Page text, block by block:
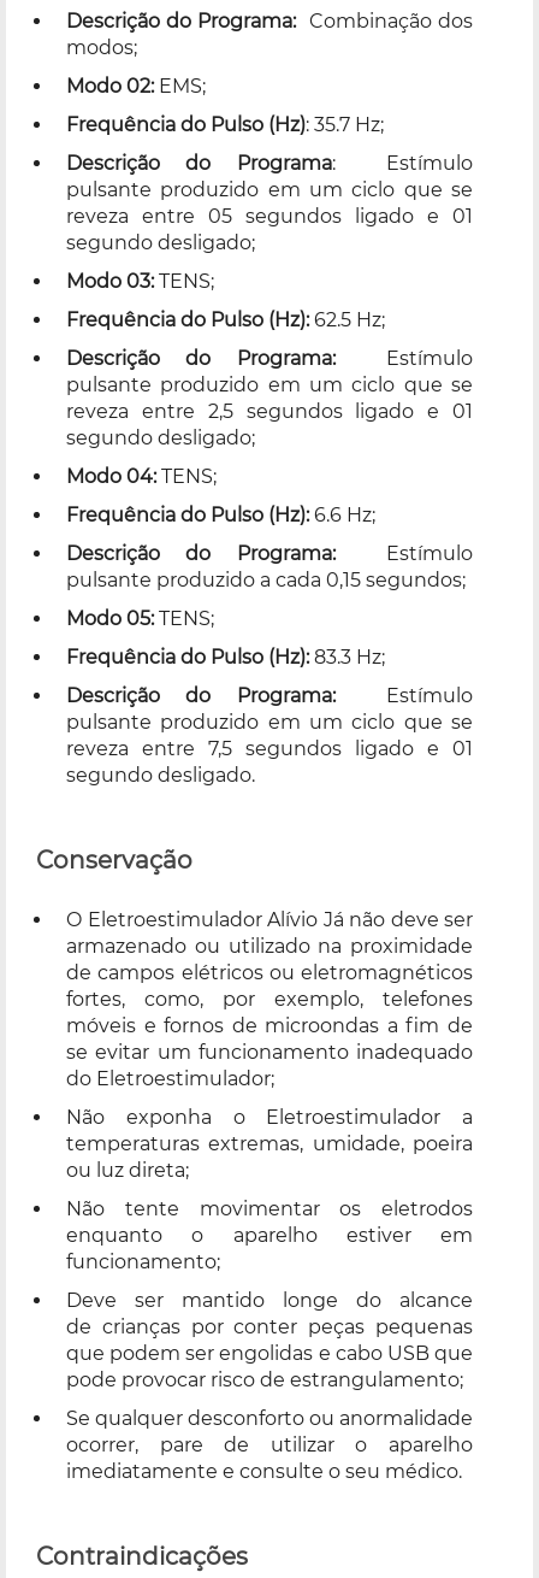
Descrição do Programa:Combinação dos
modos;
Modo 02: EMS;
Frequência do Pulso (Hz): 35.7 Hz;
Descrição do Programa: Estímulo
pulsante produzido em um ciclo que se
reveza entre 05 segundos ligado e 01
segundo desligado;
Modo 03:TENS;
Frequência do Pulso (Hz):62.5 Hz;
Descrição do Programa:Estímulo
pulsante produzido em um ciclo que se
reveza entre 2,5 segundos ligado e 01
segundo desligado;
Modo 04:TENS;
Frequência do Pulso (Hz):6.6 Hz;
Descrição do Programa:Estímulo
pulsante produzido a cada 0,15 segundos;
Modo 05:TENS;
Frequência do Pulso (Hz):83.3 Hz;
Descrição do Programa:
Estímulo
pulsante produzido em um ciclo que se
reveza entre 7,5 segundos ligado e 01
segundo desligado.
Conservação
O Eletroestimulador Alívio Já não deve ser
armazenado ou utilizado na proximidade
de campos elétricos ou eletromagnéticos
fortes, como, por exemplo, telefones
móveis e fornos de microondas a fim de
se evitar um funcionamento inadequado
do Eletroestimulador;
Não exponha o Eletroestimulador a
temperaturas extremas, umidade, poeira
ou luz direta;
Não tente movimentar os eletrodos
enquanto o aparelho estiver em
funcionamento;
Deve ser mantido longe do alcance
de crianças por conter peças pequenas
que podem ser engolidas e cabo USB que
pode provocar risco de estrangulamento;
Se qualquer desconforto ou anormalidade
ocorrer, pare de utilizar o aparelho
imediatamente e consulte o seu médico.
Contraindicações